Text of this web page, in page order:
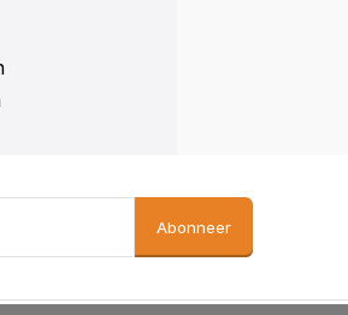
Abonneer